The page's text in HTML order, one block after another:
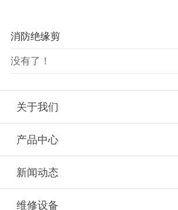
消防绝缘剪
没有了！
关于我们
产品中心
新闻动态
维修设备